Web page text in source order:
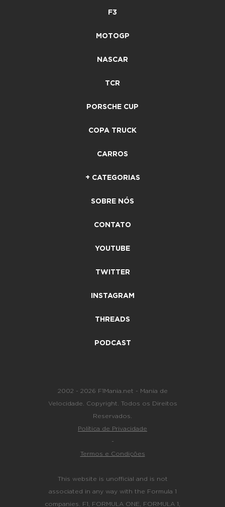
F3
MOTOGP
NASCAR
TCR
PORSCHE CUP
COPA TRUCK
CARROS
+ CATEGORIAS
SOBRE NÓS
CONTATO
YOUTUBE
TWITTER
INSTAGRAM
THREADS
PODCAST
2002 - 2026 F1Mania.net - Mania de
Velocidade. Copyright. Todos os Direitos
Reservados.
Política de Privacidade
-
Termos e Condições
This website is unofficial and is not
associated in any way with the Formula 1
companies. F1, FORMULA ONE, FORMULA 1,